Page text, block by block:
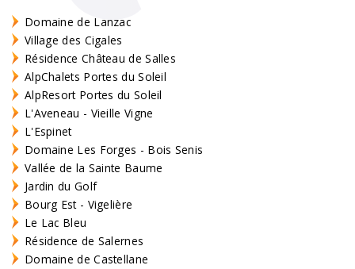
Domaine de Lanzac
Village des Cigales
Résidence Château de Salles
AlpChalets Portes du Soleil
AlpResort Portes du Soleil
L'Aveneau - Vieille Vigne
L'Espinet
Domaine Les Forges - Bois Senis
Vallée de la Sainte Baume
Jardin du Golf
Bourg Est - Vigelière
Le Lac Bleu
Résidence de Salernes
Domaine de Castellane